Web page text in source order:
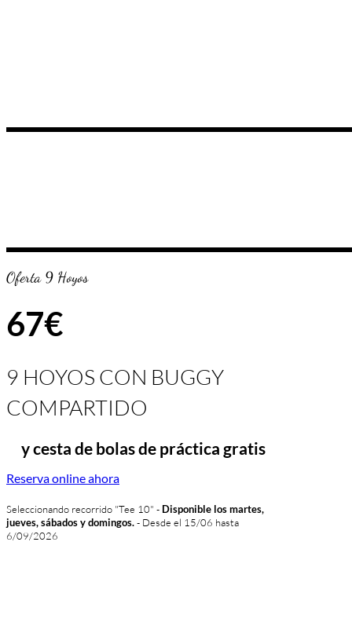
Oferta 9 Hoyos
67€
9 HOYOS CON BUGGY
COMPARTIDO
y cesta de bolas de práctica gratis
Reserva online ahora
Seleccionando recorrido "Tee 10" - Disponible los martes,
jueves, sábados y domingos.- Desde el 15/06 hasta
6/09/2026